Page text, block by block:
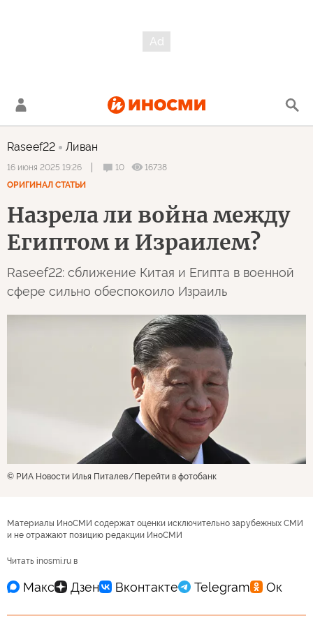
Raseef22 Ливан
16 июня 2025 19:26 10
16738
ОРИГИНАЛ СТАТЬИ
Назрела ли война между
Египтом и Израилем?
Raseef22: сближение Китая и Египта в военной
сфере сильно обеспокоило Израиль
© РИА Новости Илья Питалев Перейти в фотобанк
Материалы ИноСМИ содержат оценки исключительно зарубежных СМИ
и не отражают позицию редакции ИноСМИ
Читать inosmi.ru в